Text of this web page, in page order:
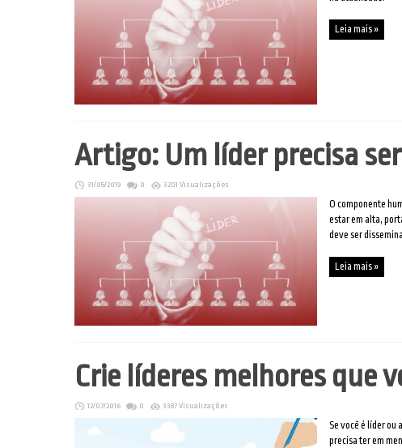
Leia mais »
Artigo: Um líder precisa
31/05/2019 0 3201 Visualizações
O componente
estar em alta,
deve ser
Leia mais »
Crie líderes melhores que
12/07/2016 0 3387 Visualizações
Se você é líder ou
precisa ter em